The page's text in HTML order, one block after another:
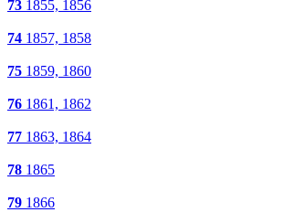
73 1855, 1856
74 1857, 1858
75 1859, 1860
76 1861, 1862
77 1863, 1864
78 1865
79 1866